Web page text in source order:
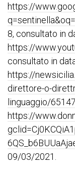
https://
8, consultato in
https://
consultato in
https://
direttore-o-
linguaggio/
https://
09/03/2021.